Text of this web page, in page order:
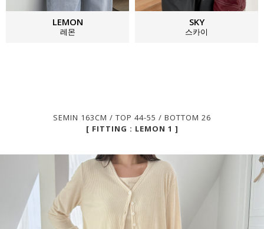
LEMON
레몬
SKY
스카이
SEMIN 163CM / TOP 44-55 / BOTTOM 26
[ FITTING : LEMON 1 ]